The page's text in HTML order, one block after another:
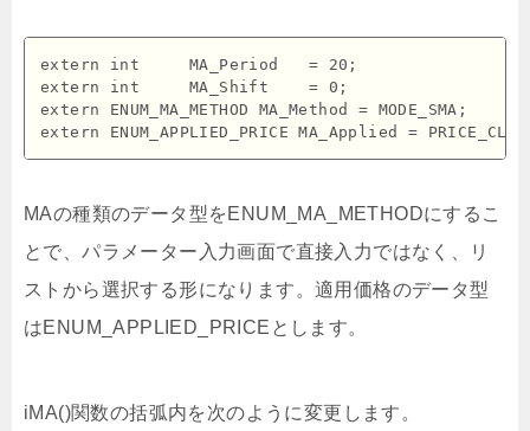
extern int     MA_Period   = 20;
extern int     MA_Shift    = 0;
extern ENUM_MA_METHOD MA_Method = MODE_SMA;
MAの種類のデータ型をENUM_MA_METHODにするこ
とで、パラメーター入力画面で直接入力ではなく、リ
ストから選択する形になります。適用価格のデータ型
はENUM_APPLIED_PRICEとします。
iMA()関数の括弧内を次のように変更します。